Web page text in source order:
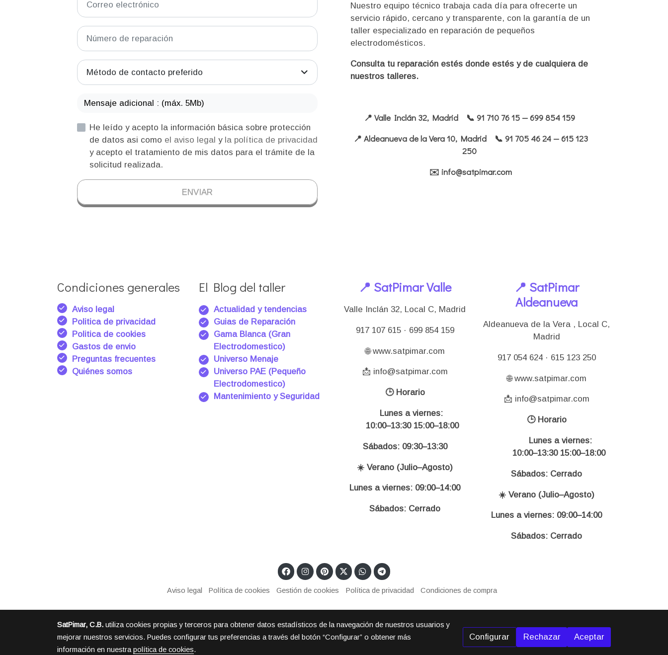
Nuestro equipo técnico trabaja cada día para ofrecerte un
servicio rápido, cercano y transparente, con la garantía de un
taller especializado en reparación de pequeños
electrodomésticos.
Consulta tu reparación estés donde estés y de cualquiera de
nuestros talleres.
📍 Valle Inclán 32, Madrid 📞 91 710 76 15 — 699 854 159
📍 Aldeanueva de la Vera 10, Madrid 📞 91 705 46 24 — 615 123
250
✉️ info@satpimar.com
Método de contacto preferido
Mensaje adicional : (máx. 5Mb)
He leído y acepto la información básica sobre protección
de datos asi como el aviso legaly la política de privacidad
y acepto el tratamiento de mis datos para el trámite de la
solicitud realizada.
ENVIAR
Condiciones generales
Aviso legal
Politica de privacidad
Politica de cookies
Gastos de envio
Preguntas frecuentes
Quiénes somos
El Blog del taller
Actualidad y tendencias
Guias de Reparación
Gama Blanca (Gran
Electrodomestico)
Universo Menaje
Universo PAE (Pequeño
Electrodomestico)
Mantenimiento y Seguridad
📍 SatPimar Valle
Valle Inclán 32, Local C, Madrid
917 107 615 · 699 854 159
🌐 www.satpimar.com
📩 info@satpimar.com
🕒 Horario
Lunes a viernes:
10:00–13:30 15:00–18:00
Sábados: 09:30–13:30
☀️ Verano (Julio–Agosto)
Lunes a viernes: 09:00–14:00
Sábados: Cerrado
📍 SatPimar
Aldeanueva
Aldeanueva de la Vera , Local C,
Madrid
917 054 624 · 615 123 250
🌐 www.satpimar.com
📩 info@satpimar.com
🕒 Horario
Lunes a viernes:
10:00–13:30 15:00–18:00
Sábados: Cerrado
☀️ Verano (Julio–Agosto)
Lunes a viernes: 09:00–14:00
Sábados: Cerrado
Aviso legal Política de cookies Gestión de cookies Política de privacidad Condiciones de compra
SatPimar, C.B.utiliza cookies propias y terceros para obtener datos estadísticos de la navegación de nuestros usuarios y
mejorar nuestros servicios. Puedes configurar tus preferencias a través del botón “Configurar” o obtener más
información en nuestrapolítica de cookies.
Configurar Rechazar Aceptar